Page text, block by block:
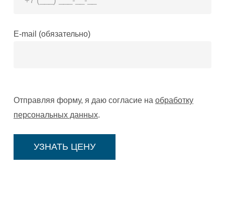
E-mail (обязательно)
Отправляя форму, я даю согласие на обработку
персональных данных.